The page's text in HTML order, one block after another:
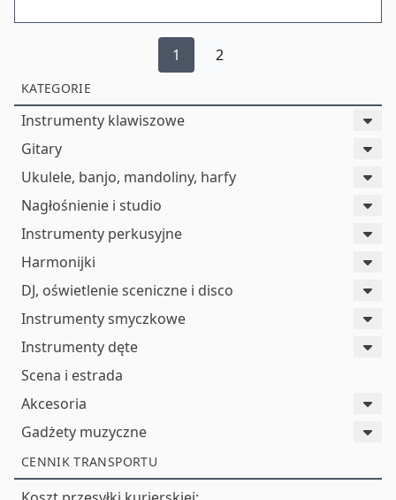
KATEGORIE
Instrumenty klawiszowe
Gitary
Ukulele, banjo, mandoliny, harfy
Nagłośnienie i studio
Instrumenty perkusyjne
Harmonijki
DJ, oświetlenie sceniczne i disco
Instrumenty smyczkowe
Instrumenty dęte
Scena i estrada
Akcesoria
Gadżety muzyczne
CENNIK TRANSPORTU
1 2